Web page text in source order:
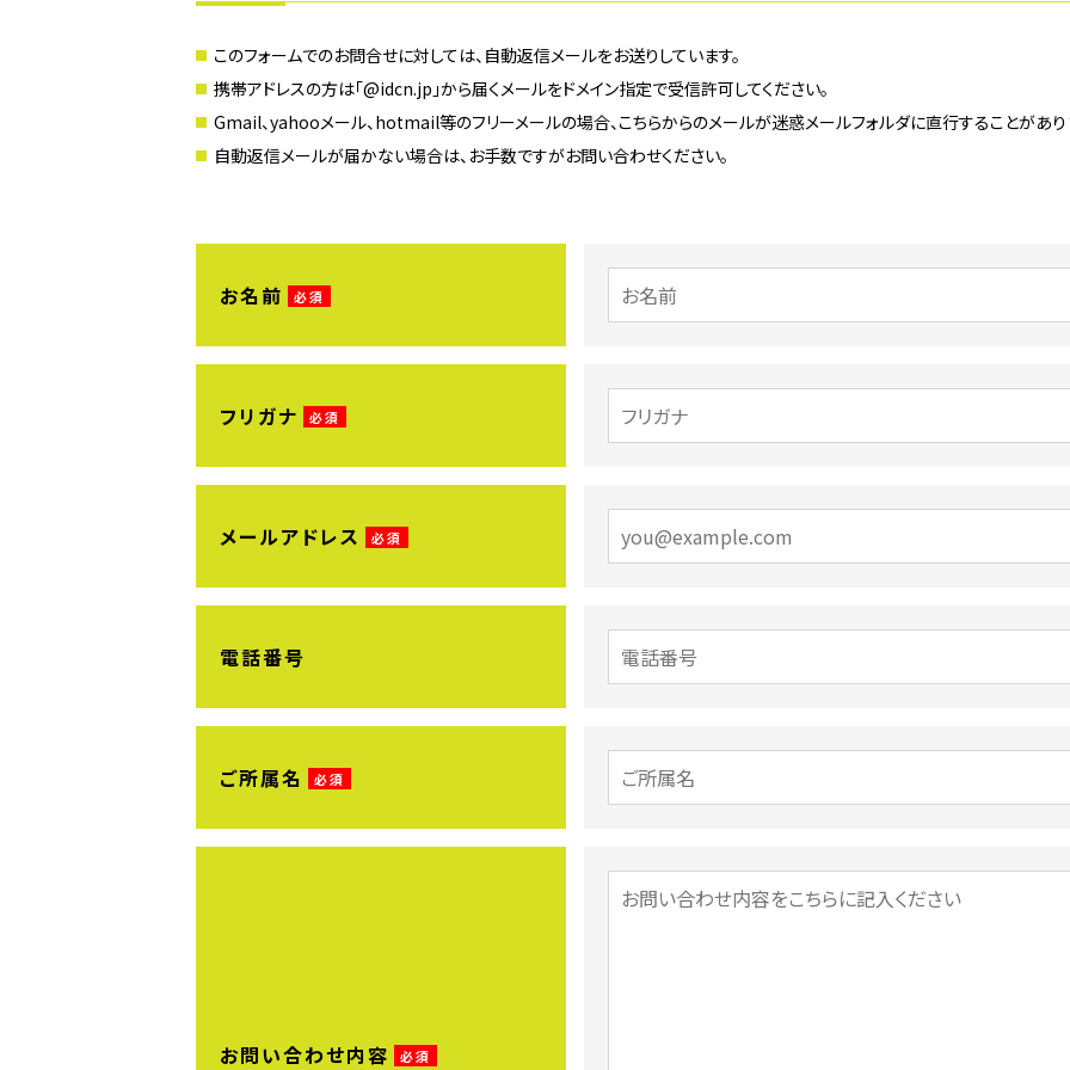
このフォームでのお問合せに対しては、自動返信メールをお送りしています。
携帯アドレスの方は「@idcn.jp」から届くメールをドメイン指定で受信許可してください。
Gmail、yahooメール、hotmail等のフリーメールの場合、こちらからのメールが迷惑メールフォルダに直行することがあり
自動返信メールが届かない場合は、お手数ですがお問い合わせください。
お名前
フリガナ
メールアドレス
電話番号
ご所属名
お問い合わせ内容